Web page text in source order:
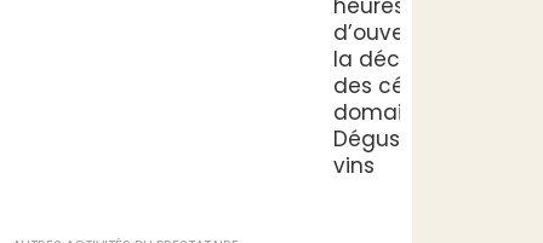
heures
d’ouverture («A
la découverte
des cépages du
domaine ») •
Dégustation des
vins